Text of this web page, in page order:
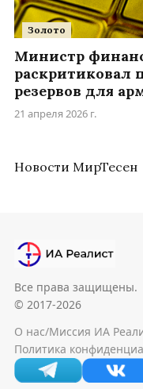
Золото
Министр
раскритиковал
резервов для
21 апреля 2026 г.
Новости МирТесен
Все права защищены.
© 2017-2026
О нас/Миссия ИА
Политика